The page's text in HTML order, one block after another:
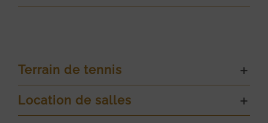
Terrain de tennis
Location de salles